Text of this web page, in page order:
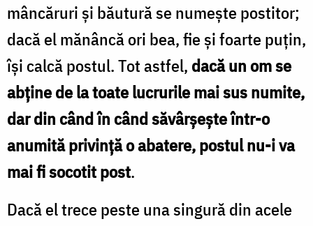
mâncăruri și băutură se numește postitor;
dacă el mănâncă ori bea, fie și foarte puțin,
își calcă postul. Tot astfel, dacă un om se
abține de la toate lucrurile mai sus numite,
dar din când în când săvârșește într-o
anumită privință o abatere, postul nu-i va
mai fi socotit post.
Dacă el trece peste una singură din acele